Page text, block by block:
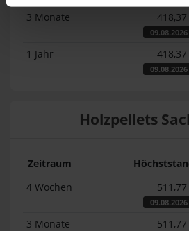
3 Monate 418,37
09.08.2026
1 Jahr
09.08.2026
Holzpellets
Zeitraum
4 Wochen
09.08.2026
3 Monate